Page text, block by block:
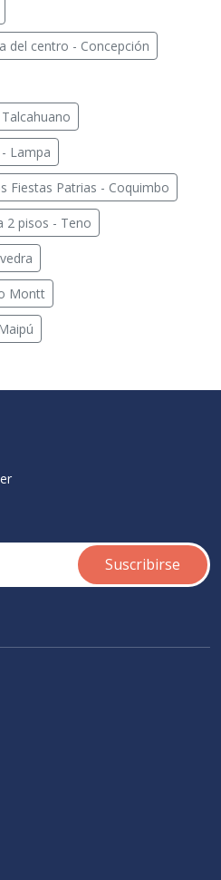
del centro - Concepción
Lampa
Fiestas Patrias - Coquimbo
2 pisos - Teno
Montt